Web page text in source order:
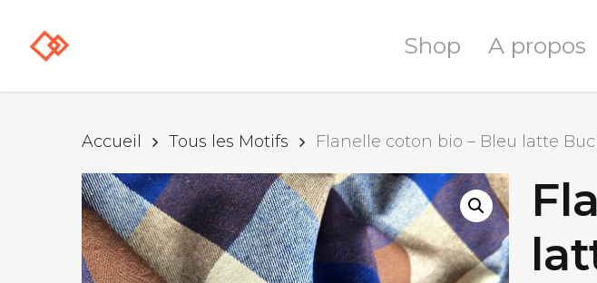
main
content
Shop A propos
Accueil Tous les Motifs Flanelle coton bio – Bleu latte